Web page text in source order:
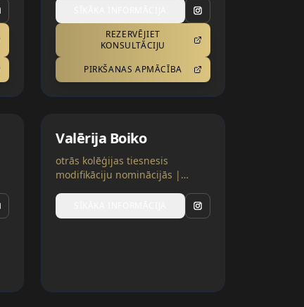
Ukraina
REZERVĒJIET
KONSULTĀCIJU
PIRKŠANAS APMĀCĪBA
Valērija Boiko
otrās kolēģijas tiesnesis
modifikāciju nominācijās |